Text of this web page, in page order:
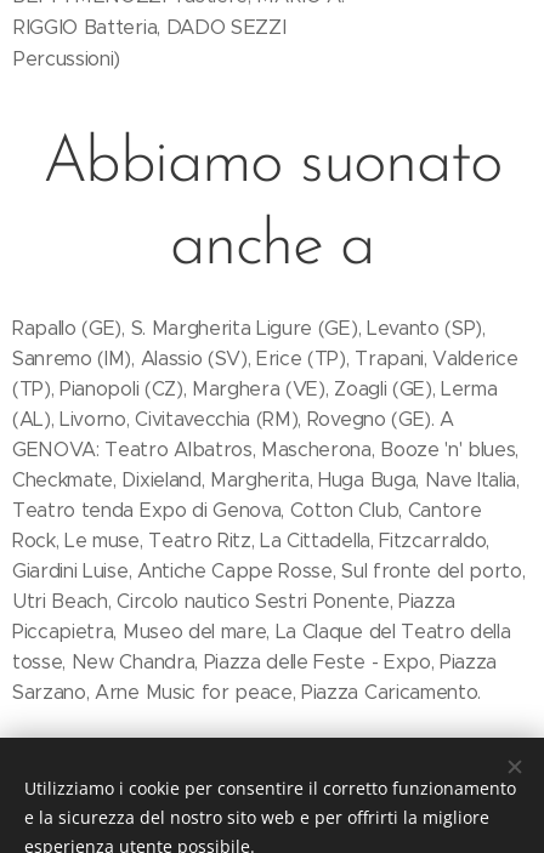
RIGGIO Batteria, DADO SEZZI
Percussioni)
Abbiamo suonato
anche a
Rapallo (GE), S. Margherita Ligure (GE), Levanto (SP),
Sanremo (IM), Alassio (SV), Erice (TP), Trapani, Valderice
(TP), Pianopoli (CZ), Marghera (VE), Zoagli (GE), Lerma
(AL), Livorno, Civitavecchia (RM), Rovegno (GE). A
GENOVA: Teatro Albatros, Mascherona, Booze 'n' blues,
Checkmate, Dixieland, Margherita, Huga Buga, Nave Italia,
Teatro tenda Expo di Genova, Cotton Club, Cantore
Rock, Le muse, Teatro Ritz, La Cittadella, Fitzcarraldo,
Giardini Luise, Antiche Cappe Rosse, Sul fronte del porto,
Utri Beach, Circolo nautico Sestri Ponente, Piazza
Piccapietra, Museo del mare, La Claque del Teatro della
tosse, New Chandra, Piazza delle Feste - Expo, Piazza
Sarzano, Arne Music for peace, Piazza Caricamento.
Utilizziamo i cookie per consentire il corretto funzionamento
e la sicurezza del nostro sito web e per offrirti la migliore
esperienza utente possibile.